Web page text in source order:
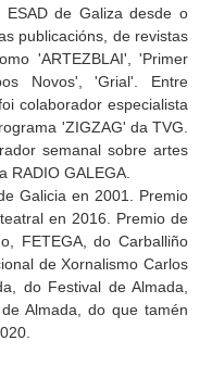
de Galiza desde o
publicacións, de revistas
'ARTEZBLAI', 'Primer
Novos', 'Grial'. Entre
colaborador especialista
'ZIGZAG' da TVG.
semanal sobre artes
RADIO GALEGA.
Galicia en 2001. Premio
en 2016. Premio de
FETEGA, do Carballiño
de Xornalismo Carlos
do Festival de Almada,
Almada, do que tamén